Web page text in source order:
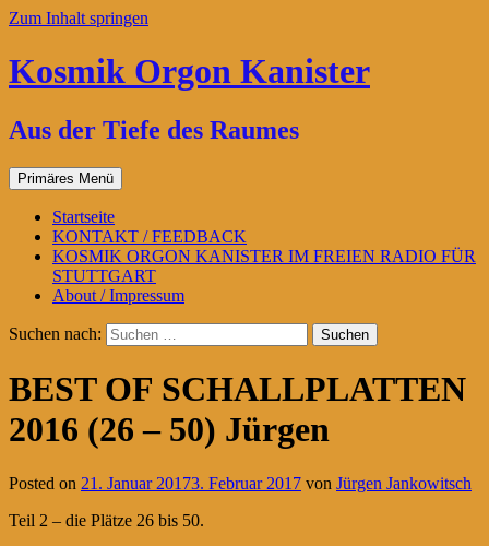
Zum Inhalt springen
Kosmik Orgon Kanister
Aus der Tiefe des Raumes
Primäres Menü
Startseite
KONTAKT / FEEDBACK
KOSMIK ORGON KANISTER IM FREIEN RADIO FÜR
STUTTGART
About / Impressum
Suchen nach:
BEST OF SCHALLPLATTEN
2016 (26 – 50) Jürgen
Posted on 21. Januar 20173. Februar 2017 von Jürgen Jankowitsch
Teil 2 – die Plätze 26 bis 50.